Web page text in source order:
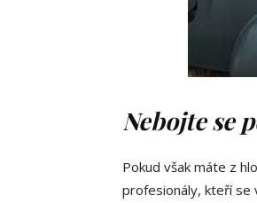
Nebojte se
Pokud však máte z
profesionály, kteří se